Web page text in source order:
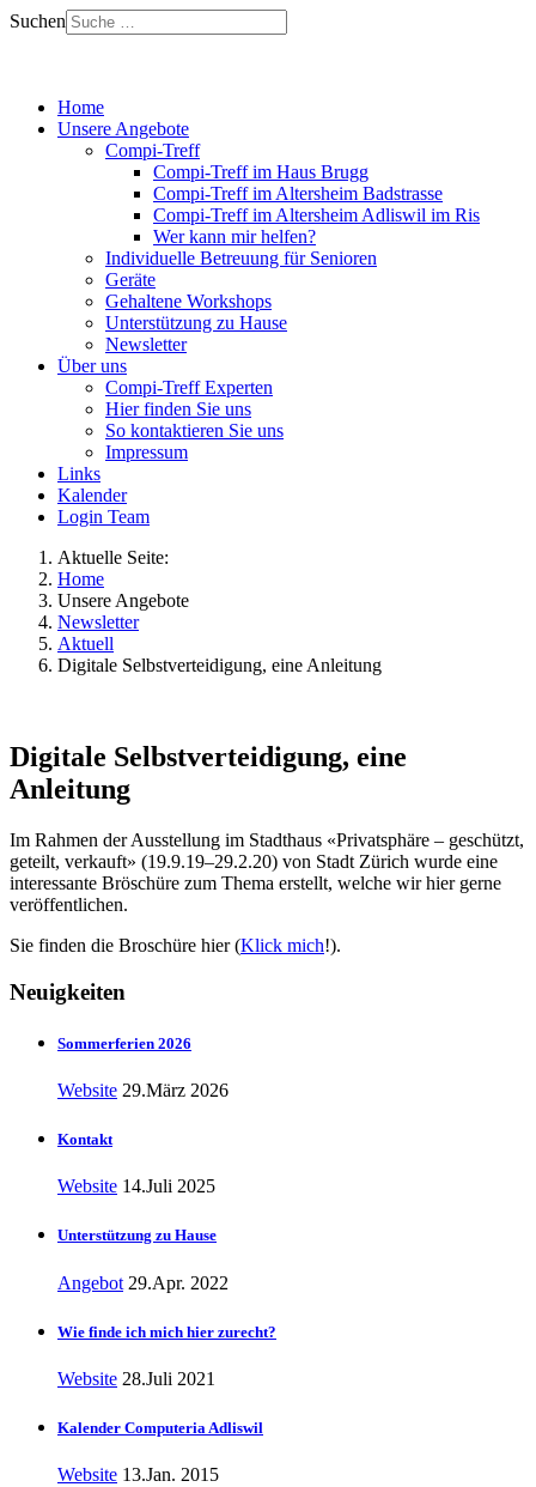
Suchen
Home
Unsere Angebote
Compi-Treff
Compi-Treff im Haus Brugg
Compi-Treff im Altersheim Badstrasse
Compi-Treff im Altersheim Adliswil im Ris
Wer kann mir helfen?
Individuelle Betreuung für Senioren
Geräte
Gehaltene Workshops
Unterstützung zu Hause
Newsletter
Über uns
Compi-Treff Experten
Hier finden Sie uns
So kontaktieren Sie uns
Impressum
Links
Kalender
Login Team
Aktuelle Seite:
Home
Unsere Angebote
Newsletter
Aktuell
Digitale Selbstverteidigung, eine Anleitung
Digitale Selbstverteidigung, eine
Anleitung
Im Rahmen der Ausstellung im Stadthaus «Privatsphäre – geschützt,
geteilt, verkauft» (19.9.19–29.2.20) von Stadt Zürich wurde eine
interessante Bröschüre zum Thema erstellt, welche wir hier gerne
veröffentlichen.
Sie finden die Broschüre hier (Klick mich!).
Neuigkeiten
Sommerferien 2026
Website 29.März 2026
Kontakt
Website 14.Juli 2025
Unterstützung zu Hause
Angebot 29.Apr. 2022
Wie finde ich mich hier zurecht?
Website 28.Juli 2021
Kalender Computeria Adliswil
Website 13.Jan. 2015